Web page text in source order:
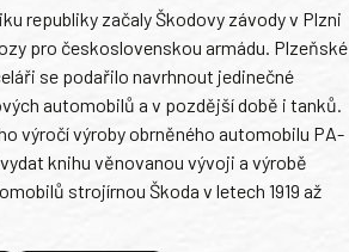
republiky začaly Škodovy závody v Plzni
pro československou armádu. Plzeňské
se podařilo navrhnout jedinečné
automobilů a v pozdější době i tanků.
výročí výroby obrněného automobilu PA-
knihu věnovanou vývoji a výrobě
strojírnou Škoda v letech 1919 až